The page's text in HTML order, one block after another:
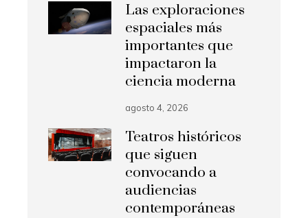
Las exploraciones
espaciales más
importantes que
impactaron la
ciencia moderna
agosto 4, 2026
Teatros históricos
que siguen
convocando a
audiencias
contemporáneas